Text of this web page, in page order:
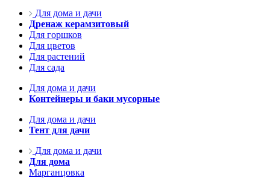
Для дома и дачи
Дренаж керамзитовый
Для горшков
Для цветов
Для растений
Для сада
Для дома и дачи
Контейнеры и баки мусорные
Для дома и дачи
Тент для дачи
Для дома и дачи
Для дома
Марганцовка